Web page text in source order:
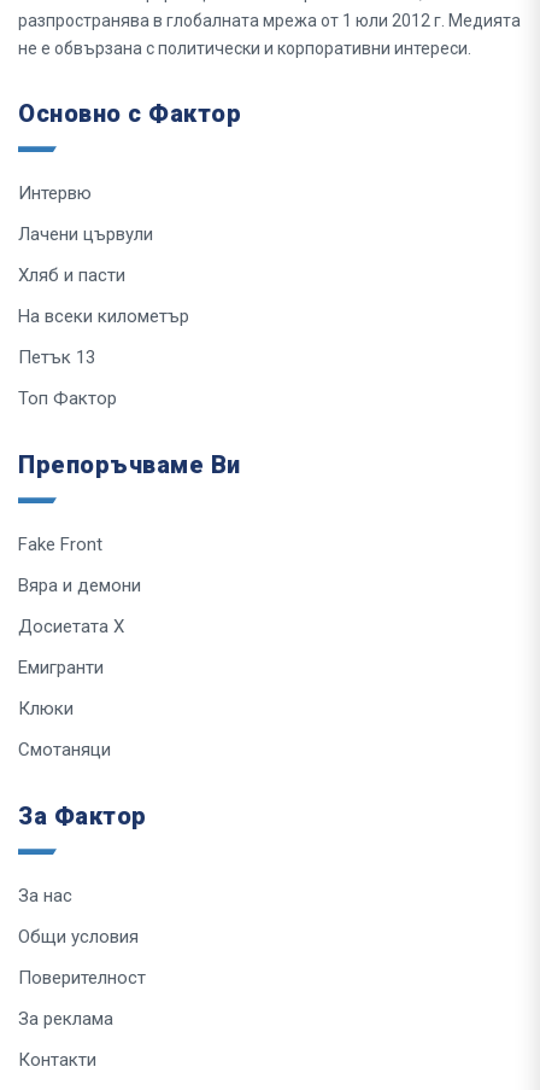
разпространява в глобалната мрежа от 1 юли 2012 г. Медията
не е обвързана с политически и корпоративни интереси.
Основно с Фактор
Интервю
Лачени цървули
Хляб и пасти
На всеки километър
Петък 13
Топ Фактор
Препоръчваме Ви
Fake Front
Вяра и демони
Досиетата Х
Емигранти
Клюки
Смотаняци
За Фактор
За нас
Общи условия
Поверителност
За реклама
Контакти